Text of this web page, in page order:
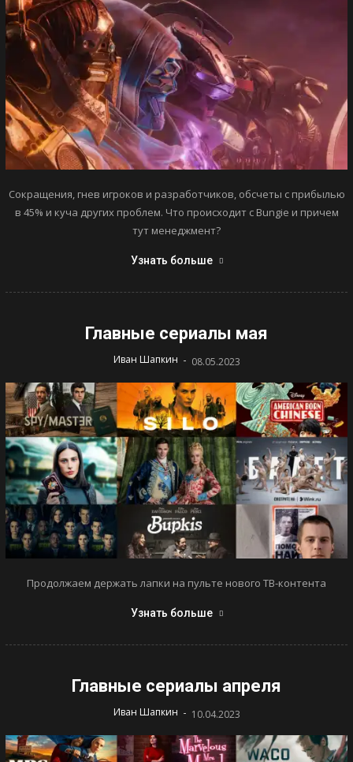
Сокращения, гнев игроков и разработчиков, обсчеты с прибылью
в 45% и куча других проблем. Что происходит с Bungie и причем
тут менеджмент?
Узнать больше
Главные сериалы мая
Иван Шапкин - 08.05.2023
Продолжаем держать лапки на пульте нового ТВ-контента
Узнать больше
Главные сериалы апреля
Иван Шапкин - 10.04.2023